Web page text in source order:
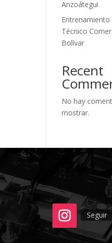
Anzoátegui
Entrenamiento
Técnico
Bolívar
Recent
No hay
mostrar.
Seguir